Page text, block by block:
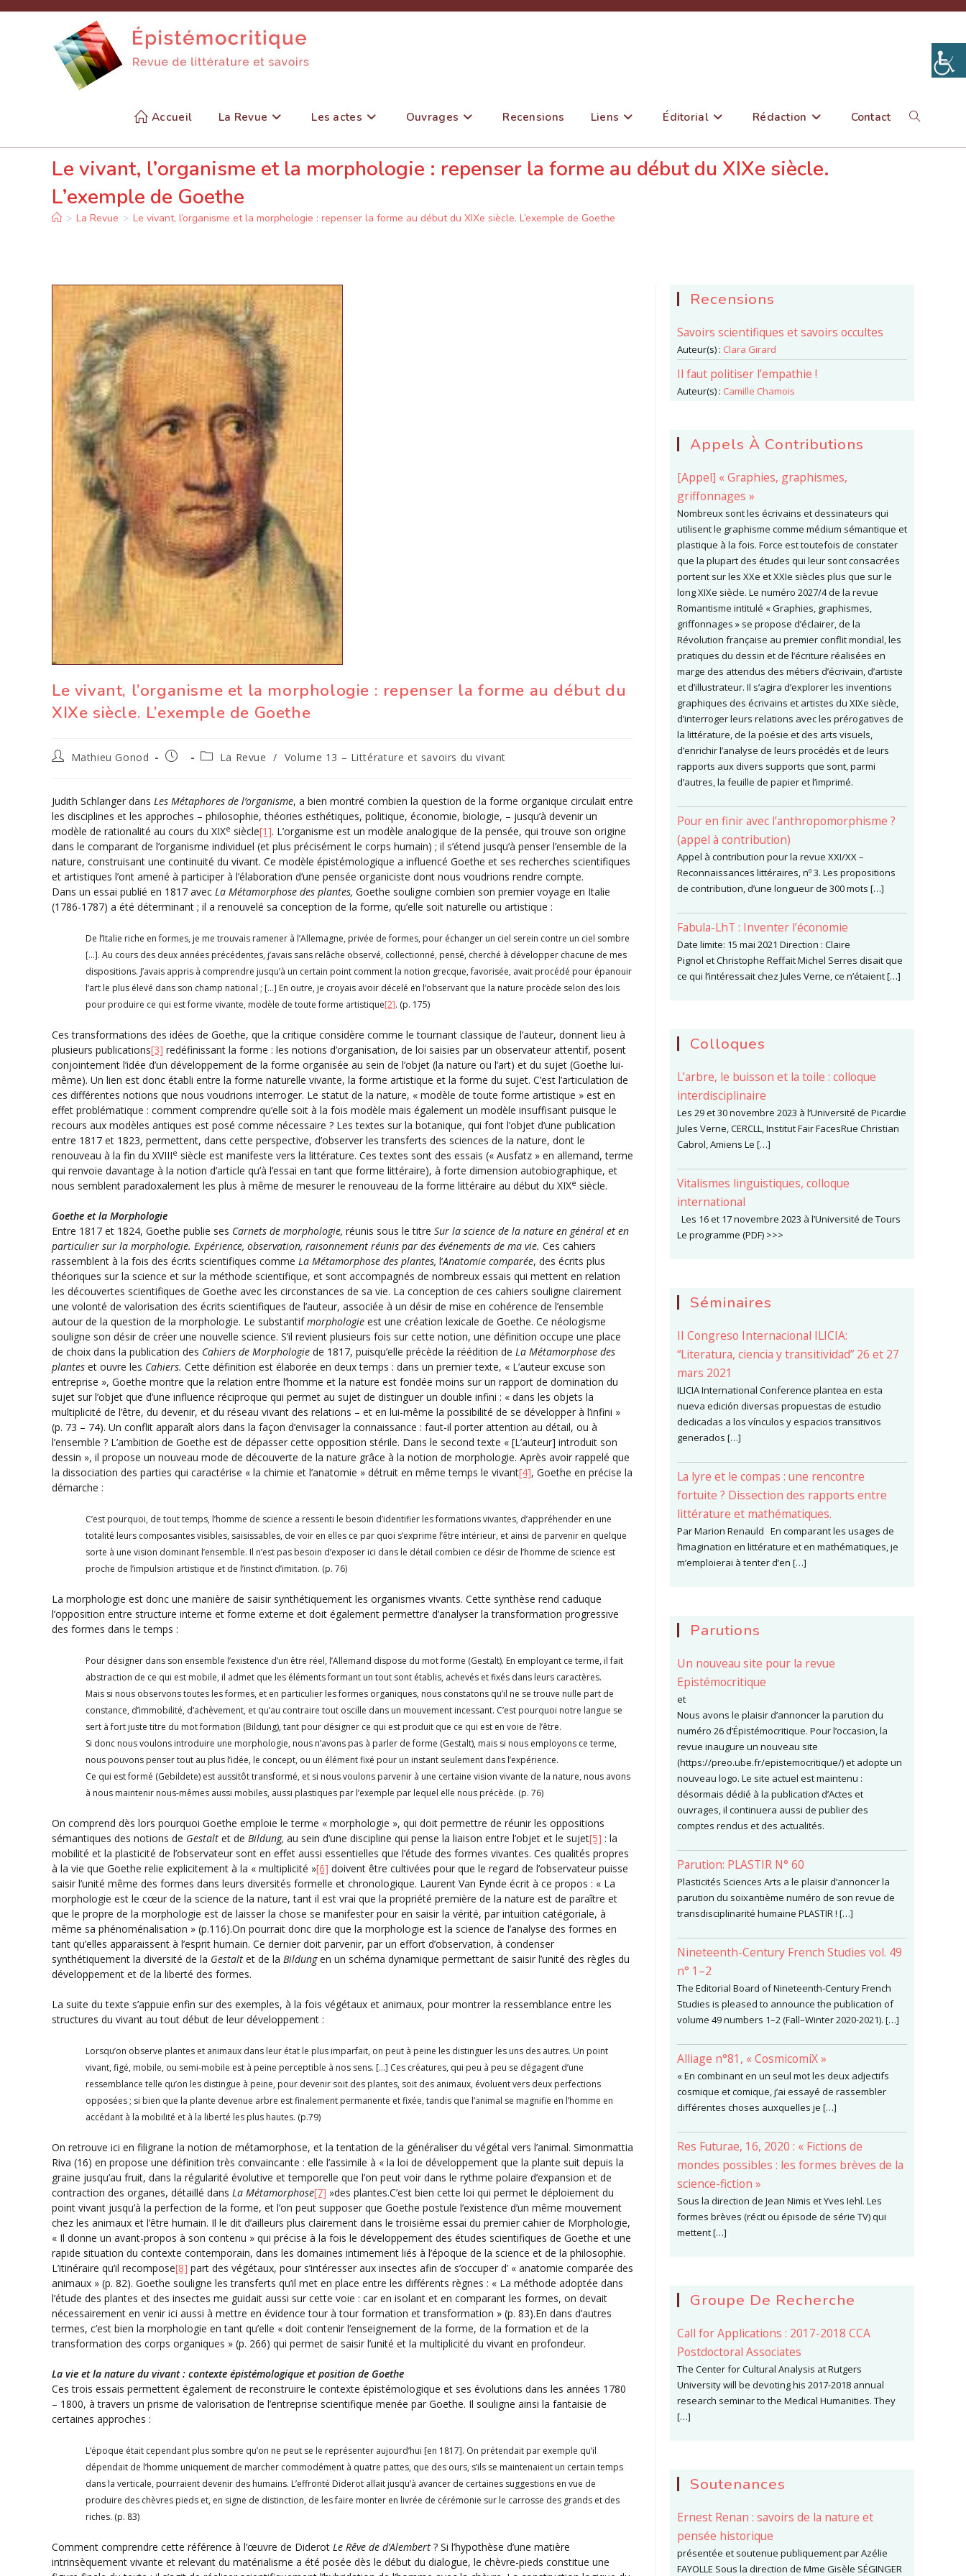
Accueil La Revue Les actes Ouvrages Recensions Liens Éditorial Rédaction Contact Toggle
Le vivant, l’organisme et la morphologie : repenser la forme au début du XIXe siècle.
L’exemple de Goethe
> La Revue > Le vivant, l’organisme et la morphologie : repenser la forme au début du XIXe siècle. L’exemple de Goethe
Le vivant, l’organisme et la morphologie : repenser la forme au début du
XIXe siècle. L’exemple de Goethe
Auteur/autrice
publication :
Mathieu Gonod
Publication
PostLa Revue / Volume 13 – Littérature et savoirs du vivant
Judith Schlanger dans Les Métaphores de l’organisme, a bien montré combien la question de la forme organique circulait entre
les disciplines et les approches – philosophie, théories esthétiques, politique, économie, biologie, – jusqu’à devenir un
modèle de rationalité au cours du XIXe siècle[1]. L’organisme est un modèle analogique de la pensée, qui trouve son origine
dans le comparant de l’organisme individuel (et plus précisément le corps humain) ; il s’étend jusqu’à penser l’ensemble de la
nature, construisant une continuité du vivant. Ce modèle épistémologique a influencé Goethe et ses recherches scientifiques
et artistiques l’ont amené à participer à l’élaboration d’une pensée organiciste dont nous voudrions rendre compte.
Dans un essai publié en 1817 avec La Métamorphose des plantes, Goethe souligne combien son premier voyage en Italie
(1786-1787) a été déterminant ; il a renouvelé sa conception de la forme, qu’elle soit naturelle ou artistique :
De l’Italie riche en formes, je me trouvais ramener à l’Allemagne, privée de formes, pour échanger un ciel serein contre un ciel sombre
[…]. Au cours des deux années précédentes, j’avais sans relâche observé, collectionné, pensé, cherché à développer chacune de mes
dispositions. J’avais appris à comprendre jusqu’à un certain point comment la notion grecque, favorisée, avait procédé pour épanouir
l’art le plus élevé dans son champ national ; […] En outre, je croyais avoir décelé en l’observant que la nature procède selon des lois
pour produire ce qui est forme vivante, modèle de toute forme artistique[2]. (p. 175)
Ces transformations des idées de Goethe, que la critique considère comme le tournant classique de l’auteur, donnent lieu à
plusieurs publications[3] redéfinissant la forme : les notions d’organisation, de loi saisies par un observateur attentif, posent
conjointement l’idée d’un développement de la forme organisée au sein de l’objet (la nature ou l’art) et du sujet (Goethe lui-
même). Un lien est donc établi entre la forme naturelle vivante, la forme artistique et la forme du sujet. C’est l’articulation de
ces différentes notions que nous voudrions interroger. Le statut de la nature, « modèle de toute forme artistique » est en
effet problématique : comment comprendre qu’elle soit à la fois modèle mais également un modèle insuffisant puisque le
recours aux modèles antiques est posé comme nécessaire ? Les textes sur la botanique, qui font l’objet d’une publication
entre 1817 et 1823, permettent, dans cette perspective, d’observer les transferts des sciences de la nature, dont le
renouveau à la fin du XVIIIe siècle est manifeste vers la littérature. Ces textes sont des essais (« Ausfatz » en allemand, terme
qui renvoie davantage à la notion d’article qu’à l’essai en tant que forme littéraire), à forte dimension autobiographique, et
nous semblent paradoxalement les plus à même de mesurer le renouveau de la forme littéraire au début du XIXe siècle.
Goethe et la Morphologie
Entre 1817 et 1824, Goethe publie ses Carnets de morphologie, réunis sous le titre Sur la science de la nature en général et en
particulier sur la morphologie. Expérience, observation, raisonnement réunis par des événements de ma vie. Ces cahiers
rassemblent à la fois des écrits scientifiques comme La Métamorphose des plantes, l’Anatomie comparée, des écrits plus
théoriques sur la science et sur la méthode scientifique, et sont accompagnés de nombreux essais qui mettent en relation
les découvertes scientifiques de Goethe avec les circonstances de sa vie. La conception de ces cahiers souligne clairement
une volonté de valorisation des écrits scientifiques de l’auteur, associée à un désir de mise en cohérence de l’ensemble
autour de la question de la morphologie. Le substantifmorphologie est une création lexicale de Goethe. Ce néologisme
souligne son désir de créer une nouvelle science. S’il revient plusieurs fois sur cette notion, une définition occupe une place
de choix dans la publication des Cahiers de Morphologie de 1817, puisqu’elle précède la réédition de La Métamorphose des
plantes et ouvre les Cahiers. Cette définition est élaborée en deux temps : dans un premier texte, « L’auteur excuse son
entreprise », Goethe montre que la relation entre l’homme et la nature est fondée moins sur un rapport de domination du
sujet sur l’objet que d’une influence réciproque qui permet au sujet de distinguer un double infini : « dans les objets la
multiplicité de l’être, du devenir, et du réseau vivant des relations – et en lui-même la possibilité de se développer à l’infini »
(p. 73 – 74). Un conflit apparaît alors dans la façon d’envisager la connaissance : faut-il porter attention au détail, ou à
l’ensemble ? L’ambition de Goethe est de dépasser cette opposition stérile. Dans le second texte « [L’auteur] introduit son
dessin », il propose un nouveau mode de découverte de la nature grâce à la notion de morphologie. Après avoir rappelé que
la dissociation des parties qui caractérise « la chimie et l’anatomie » détruit en même temps le vivant[4], Goethe en précise la
démarche :
C’est pourquoi, de tout temps, l’homme de science a ressenti le besoin d’identifier les formations vivantes, d’appréhender en une
totalité leurs composantes visibles, saisissables, de voir en elles ce par quoi s’exprime l’être intérieur, et ainsi de parvenir en quelque
sorte à une vision dominant l’ensemble. Il n’est pas besoin d’exposer ici dans le détail combien ce désir de l’homme de science est
proche de l’impulsion artistique et de l’instinct d’imitation. (p. 76)
La morphologie est donc une manière de saisir synthétiquement les organismes vivants. Cette synthèse rend caduque
l’opposition entre structure interne et forme externe et doit également permettre d’analyser la transformation progressive
des formes dans le temps :
Pour désigner dans son ensemble l’existence d’un être réel, l’Allemand dispose du mot forme (Gestalt). En employant ce terme, il fait
abstraction de ce qui est mobile, il admet que les éléments formant un tout sont établis, achevés et fixés dans leurs caractères.
Mais si nous observons toutes les formes, et en particulier les formes organiques, nous constatons qu’il ne se trouve nulle part de
constance, d’immobilité, d’achèvement, et qu’au contraire tout oscille dans un mouvement incessant. C’est pourquoi notre langue se
sert à fort juste titre du mot formation (Bildung), tant pour désigner ce qui est produit que ce qui est en voie de l’être.
Si donc nous voulons introduire une morphologie, nous n’avons pas à parler de forme (Gestalt), mais si nous employons ce terme,
nous pouvons penser tout au plus l’idée, le concept, ou un élément fixé pour un instant seulement dans l’expérience.
Ce qui est formé (Gebildete) est aussitôt transformé, et si nous voulons parvenir à une certaine vision vivante de la nature, nous avons
à nous maintenir nous-mêmes aussi mobiles, aussi plastiques par l’exemple par lequel elle nous précède. (p. 76)
On comprend dès lors pourquoi Goethe emploie le terme « morphologie », qui doit permettre de réunir les oppositions
sémantiques des notions de Gestalt et de Bildung, au sein d’une discipline qui pense la liaison entre l’objet et le sujet[5] : la
mobilité et la plasticité de l’observateur sont en effet aussi essentielles que l’étude des formes vivantes. Ces qualités propres
à la vie que Goethe relie explicitement à la « multiplicité »[6] doivent être cultivées pour que le regard de l’observateur puisse
saisir l’unité même des formes dans leurs diversités formelle et chronologique. Laurent Van Eynde écrit à ce propos : « La
morphologie est le cœur de la science de la nature, tant il est vrai que la propriété première de la nature est de paraître et
que le propre de la morphologie est de laisser la chose se manifester pour en saisir la vérité, par intuition catégoriale, à
même sa phénoménalisation » (p.116).On pourrait donc dire que la morphologie est la science de l’analyse des formes en
tant qu’elles apparaissent à l’esprit humain. Ce dernier doit parvenir, par un effort d’observation, à condenser
synthétiquement la diversité de la Gestalt et de la Bildungen un schéma dynamique permettant de saisir l’unité des règles du
développement et de la liberté des formes.
La suite du texte s’appuie enfin sur des exemples, à la fois végétaux et animaux, pour montrer la ressemblance entre les
structures du vivant au tout début de leur développement :
Lorsqu’on observe plantes et animaux dans leur état le plus imparfait, on peut à peine les distinguer les uns des autres. Un point
vivant, figé, mobile, ou semi-mobile est à peine perceptible à nos sens. […] Ces créatures, qui peu à peu se dégagent d’une
ressemblance telle qu’on les distingue à peine, pour devenir soit des plantes, soit des animaux, évoluent vers deux perfections
opposées ; si bien que la plante devenue arbre est finalement permanente et fixée, tandis que l’animal se magnifie en l’homme en
accédant à la mobilité et à la liberté les plus hautes. (p.79)
On retrouve ici en filigrane la notion de métamorphose, et la tentation de la généraliser du végétal vers l’animal. Simonmattia
Riva (16) en propose une définition très convaincante : elle l’assimile à « la loi de développement que la plante suit depuis la
graine jusqu’au fruit, dans la régularité évolutive et temporelle que l’on peut voir dans le rythme polaire d’expansion et de
contraction des organes, détaillé dans La Métamorphose[7] »des plantes.C’est bien cette loi qui permet le déploiement du
point vivant jusqu’à la perfection de la forme, et l’on peut supposer que Goethe postule l’existence d’un même mouvement
chez les animaux et l’être humain. Il le dit d’ailleurs plus clairement dans le troisième essai du premier cahier de Morphologie,
« Il donne un avant-propos à son contenu » qui précise à la fois le développement des études scientifiques de Goethe et une
rapide situation du contexte contemporain, dans les domaines intimement liés à l’époque de la science et de la philosophie.
L’itinéraire qu’il recompose[8] part des végétaux, pour s’intéresser aux insectes afin de s’occuper d’ « anatomie comparée des
animaux » (p. 82). Goethe souligne les transferts qu’il met en place entre les différents règnes : « La méthode adoptée dans
l’étude des plantes et des insectes me guidait aussi sur cette voie : car en isolant et en comparant les formes, on devait
nécessairement en venir ici aussi à mettre en évidence tour à tour formation et transformation » (p. 83).En dans d’autres
termes, c’est bien la morphologie en tant qu’elle « doit contenir l’enseignement de la forme, de la formation et de la
transformation des corps organiques » (p. 266) qui permet de saisir l’unité et la multiplicité du vivant en profondeur.
La vie et la nature du vivant : contexte épistémologique et position de Goethe
Ces trois essais permettent également de reconstruire le contexte épistémologique et ses évolutions dans les années 1780
– 1800, à travers un prisme de valorisation de l’entreprise scientifique menée par Goethe. Il souligne ainsi la fantaisie de
certaines approches :
L’époque était cependant plus sombre qu’on ne peut se le représenter aujourd’hui [en 1817]. On prétendait par exemple qu’il
dépendait de l’homme uniquement de marcher commodément à quatre pattes, que des ours, s’ils se maintenaient un certain temps
dans la verticale, pourraient devenir des humains. L’effronté Diderot allait jusqu’à avancer de certaines suggestions en vue de
produire des chèvres pieds et, en signe de distinction, de les faire monter en livrée de cérémonie sur le carrosse des grands et des
riches. (p. 83)
Comment comprendre cette référence à l’œuvre de Diderot Le Rêve de d’Alembert ? Si l’hypothèse d’une matière
intrinsèquement vivante et relevant du matérialisme a été posée dès le début du dialogue, le chèvre-pieds constitue une
Recensions
Savoirs scientifiques et savoirs occultes
Auteur(s) : Clara Girard
Il faut politiser l’empathie !
Auteur(s) : Camille Chamois
Appels À Contributions
[Appel] « Graphies, graphismes,
griffonnages »
Nombreux sont les écrivains et dessinateurs qui
utilisent le graphisme comme médium sémantique et
plastique à la fois. Force est toutefois de constater
que la plupart des études qui leur sont consacrées
portent sur les XXe et XXIe siècles plus que sur le
long XIXe siècle. Le numéro 2027/4 de la revue
Romantisme intitulé « Graphies, graphismes,
griffonnages » se propose d’éclairer, de la
Révolution française au premier conflit mondial, les
pratiques du dessin et de l’écriture réalisées en
marge des attendus des métiers d’écrivain, d’artiste
et d’illustrateur. Il s’agira d’explorer les inventions
graphiques des écrivains et artistes du XIXe siècle,
d’interroger leurs relations avec les prérogatives de
la littérature, de la poésie et des arts visuels,
d’enrichir l’analyse de leurs procédés et de leurs
rapports aux divers supports que sont, parmi
d’autres, la feuille de papier et l’imprimé.
Pour en finir avec l’anthropomorphisme ?
(appel à contribution)
Appel à contribution pour la revue XXI/XX –
Reconnaissances littéraires, nº 3. Les propositions
de contribution, d’une longueur de 300 mots […]
Fabula-LhT : Inventer l’économie
Date limite: 15 mai 2021 Direction : Claire
Pignol et Christophe Reffait Michel Serres disait que
ce qui l’intéressait chez Jules Verne, ce n’étaient […]
Colloques
L’arbre, le buisson et la toile : colloque
interdisciplinaire
Les 29 et 30 novembre 2023 à l’Université de Picardie
Jules Verne, CERCLL, Institut Fair FacesRue Christian
Cabrol, Amiens Le […]
Vitalismes linguistiques, colloque
international
Les 16 et 17 novembre 2023 à l’Université de Tours
Le programme (PDF) >>>
Séminaires
II Congreso Internacional ILICIA:
“Literatura, ciencia y transitividad” 26 et 27
mars 2021
ILICIA International Conference plantea en esta
nueva edición diversas propuestas de estudio
dedicadas a los vínculos y espacios transitivos
generados […]
La lyre et le compas : une rencontre
fortuite ? Dissection des rapports entre
littérature et mathématiques.
Par Marion Renauld En comparant les usages de
l’imagination en littérature et en mathématiques, je
m’emploierai à tenter d’en […]
Parutions
Un nouveau site pour la revue
Epistémocritique
et
Nous avons le plaisir d’annoncer la parution du
numéro 26 d’Épistémocritique. Pour l’occasion, la
revue inaugure un nouveau site
(https://preo.ube.fr/epistemocritique/) et adopte un
nouveau logo. Le site actuel est maintenu :
désormais dédié à la publication d’Actes et
ouvrages, il continuera aussi de publier des
comptes rendus et des actualités.
Parution: PLASTIR N° 60
Plasticités Sciences Arts a le plaisir d’annoncer la
parution du soixantième numéro de son revue de
transdisciplinarité humaine PLASTIR ! […]
Nineteenth-Century French Studies vol. 49
n° 1–2
The Editorial Board of Nineteenth-Century French
Studies is pleased to announce the publication of
volume 49 numbers 1–2 (Fall–Winter 2020-2021). […]
Alliage n°81, « CosmicomiX »
« En combinant en un seul mot les deux adjectifs
cosmique et comique, j’ai essayé de rassembler
différentes choses auxquelles je […]
Res Futurae, 16, 2020 : « Fictions de
mondes possibles : les formes brèves de la
science-fiction »
Sous la direction de Jean Nimis et Yves Iehl. Les
formes brèves (récit ou épisode de série TV) qui
mettent […]
Groupe De Recherche
Call for Applications : 2017-2018 CCA
Postdoctoral Associates
The Center for Cultural Analysis at Rutgers
University will be devoting his 2017-2018 annual
research seminar to the Medical Humanities. They
[…]
Soutenances
Ernest Renan : savoirs de la nature et
pensée historique
présentée et soutenue publiquement par Azélie
FAYOLLE Sous la direction de Mme Gisèle SÉGINGER